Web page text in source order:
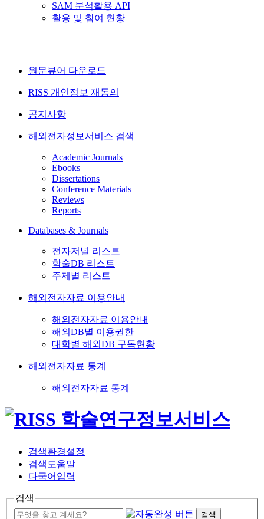
SAM 분석활용 API
활용 및 참여 현황
원문뷰어 다운로드
RISS 개인정보 재동의
공지사항
해외전자정보서비스 검색
Academic Journals
Ebooks
Dissertations
Conference Materials
Reviews
Reports
Databases & Journals
전자저널 리스트
학술DB 리스트
주제별 리스트
해외전자자료 이용안내
해외전자자료 이용안내
해외DB별 이용권한
대학별 해외DB 구독현황
해외전자자료 통계
해외전자자료 통계
검색환경설정
검색도움말
다국어입력
검색
검색